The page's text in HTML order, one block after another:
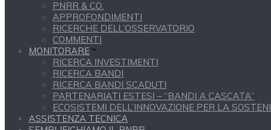
PNRR & CO.
APPROFONDIMENTI
RICERCHE DELL’OSSERVATORIO
COMMENTI
MONITORARE
RICERCA INVESTIMENTI
RICERCA BANDI
RICERCA BANDI SCADUTI
PARTENARIATI ESTESI – “BANDI A CASCATA”
ECOSISTEMI DELL’INNOVAZIONE PER LA
ASSISTENZA TECNICA